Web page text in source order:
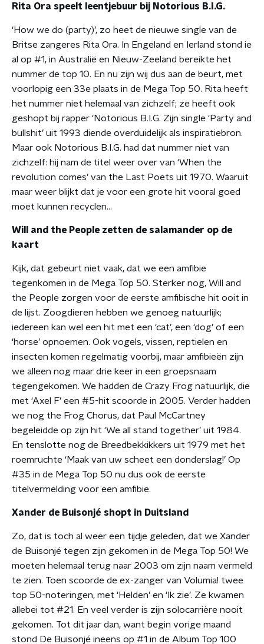
Rita Ora speelt leentjebuur bij Notorious B.I.G.
‘How we do (party)’, zo heet de nieuwe single van de
Britse zangeres Rita Ora. In Engeland en Ierland stond ie
al op #1, in Australië en Nieuw-Zeeland bereikte het
nummer de top 10. En nu zijn wij dus aan de beurt, met
voorlopig een 33e plaats in de Mega Top 50. Rita heeft
het nummer niet helemaal van zichzelf; ze heeft ook
geshopt bij rapper ‘Notorious B.I.G. Zijn single ‘Party and
bullshit’ uit 1993 diende overduidelijk als inspiratiebron.
Maar ook Notorious B.I.G. had dat nummer niet van
zichzelf: hij nam de titel weer over van ‘When the
revolution comes’ van the Last Poets uit 1970. Waaruit
maar weer blijkt dat je voor een grote hit vooral goed
moet kunnen recyclen…
Will and the People zetten de salamander op de
kaart
Kijk, dat gebeurt niet vaak, dat we een amfibie
tegenkomen in de Mega Top 50. Sterker nog, Will and
the People zorgen voor de eerste amfibische hit ooit in
de lijst. Zoogdieren hebben we genoeg natuurlijk;
iedereen kan wel een hit met een ‘cat’, een ‘dog’ of een
‘horse’ opnoemen. Ook vogels, vissen, reptielen en
insecten komen regelmatig voorbij, maar amfibieën zijn
we alleen nog maar drie keer in een groepsnaam
tegengekomen. We hadden de Crazy Frog natuurlijk, die
met ‘Axel F’ een #5-hit scoorde in 2005. Verder hadden
we nog the Frog Chorus, dat Paul McCartney
begeleidde op zijn hit ‘We all stand together’ uit 1984.
En tenslotte nog de Breedbekkikkers uit 1979 met het
roemruchte ‘Maak van uw scheet een donderslag!’ Op
#35 in de Mega Top 50 nu dus ook de eerste
titelvermelding voor een amfibie.
Xander de Buisonjé shopt in Duitsland
Zo, dat is toch al weer een tijdje geleden, dat we Xander
de Buisonjé tegen zijn gekomen in de Mega Top 50! We
moeten helemaal terug naar 2003 om zijn naam vermeld
te zien. Toen scoorde de ex-zanger van Volumia! twee
top 50-noteringen, met ‘Helden’ en ‘Ik zie’. Ze kwamen
allebei tot #21. En veel verder is zijn solocarrière nooit
gekomen. Tot dit jaar dan, want begin vorige maand
stond De Buisonjé ineens op #1 in de Album Top 100